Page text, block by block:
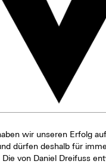
Zähler,
Zähler, 28.800
pro Stunde
von ca. 44
von 1
3 bis 8 Jahre
wir unseren Erfolg
dürfen deshalb für
Die von Daniel Dreifuss